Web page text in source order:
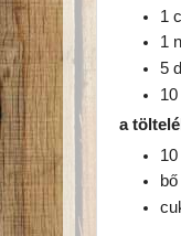
1
1
5
a